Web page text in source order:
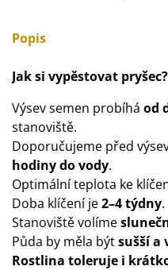
Popis
Jak si vypěstovat pryšec?
Výsev semen probíhá od
stanoviště.
Doporučujeme před
hodiny do vody.
Optimální teplota ke
Doba klíčení je2–4 týdny.
Stanoviště volíme
Půda by měla býtsušší a
Rostlina toleruje i